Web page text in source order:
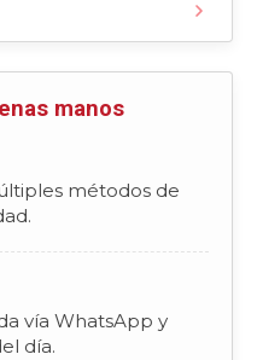
manos
métodos de
vía WhatsApp y
día.